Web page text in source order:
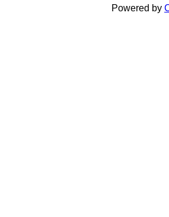
Powered by